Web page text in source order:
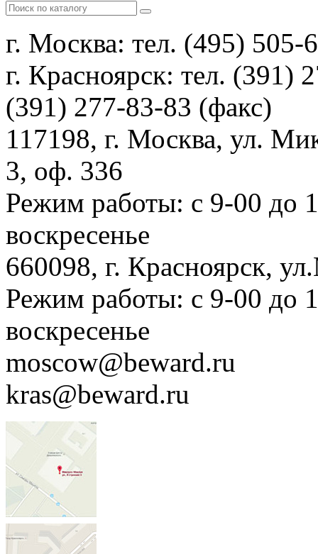
г. Москва: тел. (495) 505-
г. Красноярск: тел. (391)
(391) 277-83-83 (факс)
117198, г. Москва, ул.
3, оф. 336
Режим работы: с 9-00 до
воскресенье
660098, г. Красноярск,
Режим работы: с 9-00 до
воскресенье
moscow@beward.ru
kras@beward.ru